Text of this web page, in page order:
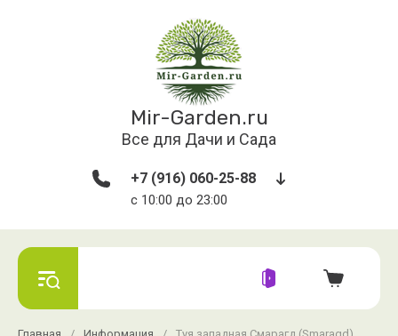
Mir-Garden.ru
Все для Дачи и Сада
+7 (916) 060-25-88
с 10:00 до 23:00